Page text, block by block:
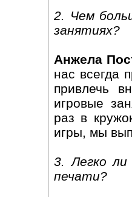
2. Чем
занятиях?
Анжела
нас всегда
привлечь
игровые
раз в
игры, мы
3. Легко ли
печати?